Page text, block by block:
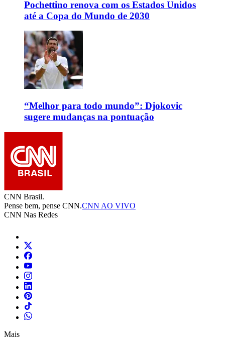
Pochettino renova com os Estados Unidos
até a Copa do Mundo de 2030
“Melhor para todo mundo”: Djokovic
sugere mudanças na pontuação
CNN Brasil.
Pense bem, pense CNN.CNN AO VIVO
CNN Nas Redes
Mais